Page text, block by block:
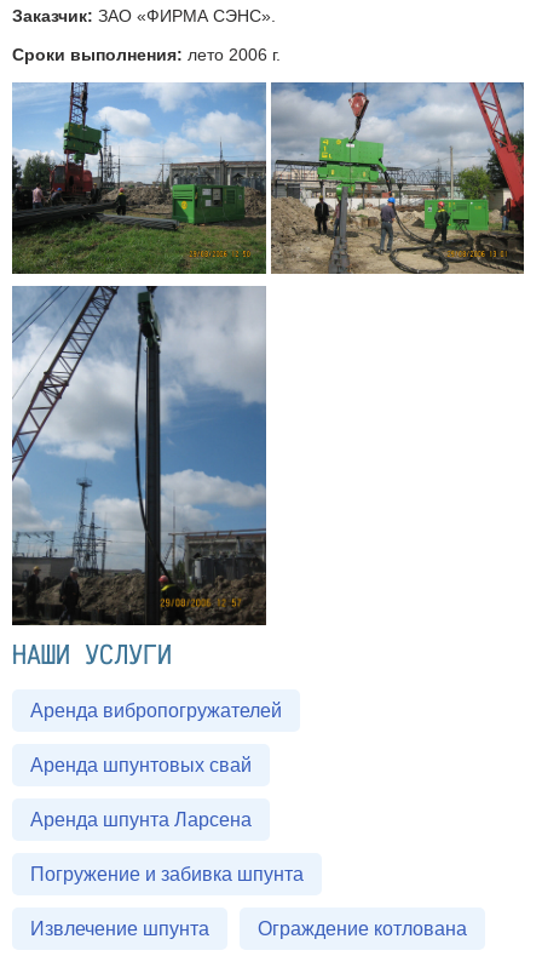
Заказчик: ЗАО «ФИРМА СЭНС».
Сроки выполнения: лето 2006 г.
НАШИ УСЛУГИ
Аренда вибропогружателей
Аренда шпунтовых свай
Аренда шпунта Ларсена
Погружение и забивка шпунта
Извлечение шпунта Ограждение котлована